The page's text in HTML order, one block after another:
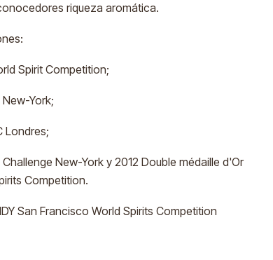
riqueza aromática.
Spirit Competition;
York;
Londres;
New-York y 2012 Double médaille d'Or
Competition.
San Francisco World Spirits Competition